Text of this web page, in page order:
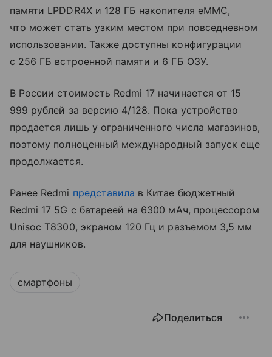
памяти LPDDR4X и 128 ГБ накопителя eMMC,
что может стать узким местом при повседневном
использовании. Также доступны конфигурации
с 256 ГБ встроенной памяти и 6 ГБ ОЗУ.
В России стоимость Redmi 17 начинается от 15
999 рублей за версию 4/128. Пока устройство
продается лишь у ограниченного числа магазинов,
поэтому полноценный международный запуск еще
продолжается.
Ранее Redmi представила в Китае бюджетный
Redmi 17 5G с батареей на 6300 мАч, процессором
Unisoc T8300, экраном 120 Гц и разъемом 3,5 мм
для наушников.
смартфоны
Поделиться